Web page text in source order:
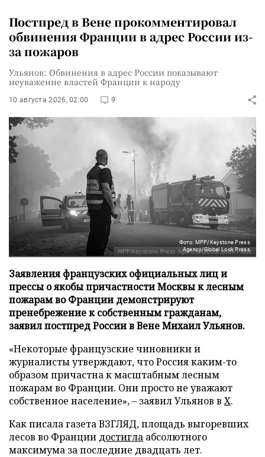
Постпред в Вене прокомментировал
обвинения Франции в адрес России из-
за пожаров
Ульянов: Обвинения в адрес России показывают
неуважение властей Франции к народу
10 августа 2026, 02:00 9
Фото: MPP/Keystone Press
Agency/Global Look Press
Заявления французских официальных лиц и
прессы о якобы причастности Москвы к лесным
пожарам во Франции демонстрируют
пренебрежение к собственным гражданам,
заявил постпред России в Вене Михаил Ульянов.
«Некоторые французские чиновники и
журналисты утверждают, что Россия каким-то
образом причастна к масштабным лесным
пожарам во Франции. Они просто не уважают
собственное население», – заявил Ульянов в X.
Как писала газета ВЗГЛЯД, площадь выгоревших
лесов во Франции достигла абсолютного
максимума за последние двадцать лет.